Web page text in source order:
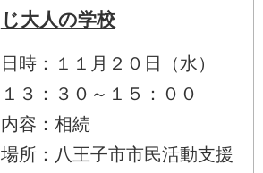
じ大人の学校
日時：１１月２０日（水）
１３：３０～１５：００
内容：相続
場所：八王子市市民活動支援